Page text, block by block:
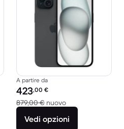
€ del nuovo
A partire da
Prezzo del ricondizionato:
423,00 €
879,00 € nuovoRispetto a 879,00
Vedi opzioni